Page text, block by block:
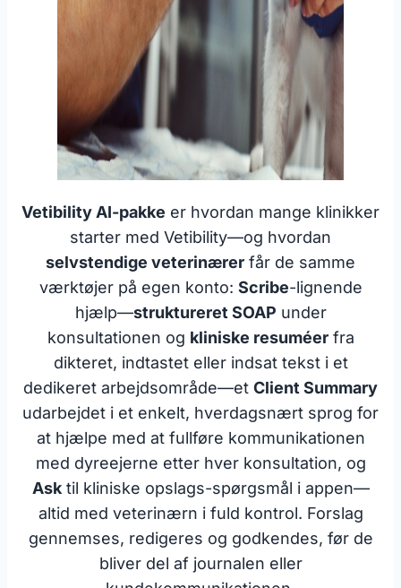
Vetibility AI-pakke er hvordan mange klinikker
starter med Vetibility—og hvordan
selvstendige veterinærer får de samme
værktøjer på egen konto: Scribe-lignende
hjælp—struktureret SOAP under
konsultationen og kliniske resuméerfra
dikteret, indtastet eller indsat tekst i et
dedikeret arbejdsområde—et Client Summary
udarbejdet i et enkelt, hverdagsnært sprog for
at hjælpe med at fullføre kommunikationen
med dyreejerne etter hver konsultation, og
Asktil kliniske opslags-spørgsmål i appen—
altid med veterinærn i fuld kontrol. Forslag
gennemses, redigeres og godkendes, før de
bliver del af journalen eller